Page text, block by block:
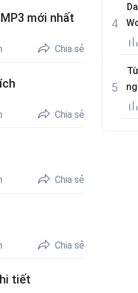
mới nhất
Chia sẻ
Chia sẻ
Chia sẻ
Chia sẻ
tiết